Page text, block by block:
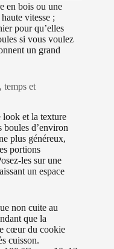
en bois ou une
vitesse ;
pour qu’elles
si vous voulez
un grand
temps et
look et la texture
d’environ
plus généreux,
portions
les sur une
un espace
non cuite au
que la
cœur du cookie
cuisson.